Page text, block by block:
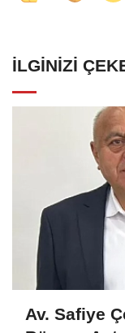
İLGINIZI
Av. Safiye